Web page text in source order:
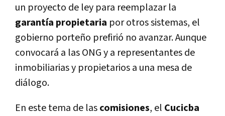
un proyecto de ley para reemplazar la
garantía propietaria por otros sistemas, el
gobierno porteño prefirió no avanzar. Aunque
convocará a las ONG y a representantes de
inmobiliarias y propietarios a una mesa de
diálogo.
En este tema de lascomisiones, el Cucicba